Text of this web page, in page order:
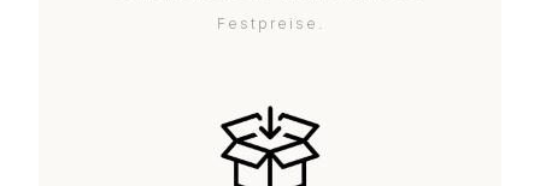
Festpreise.